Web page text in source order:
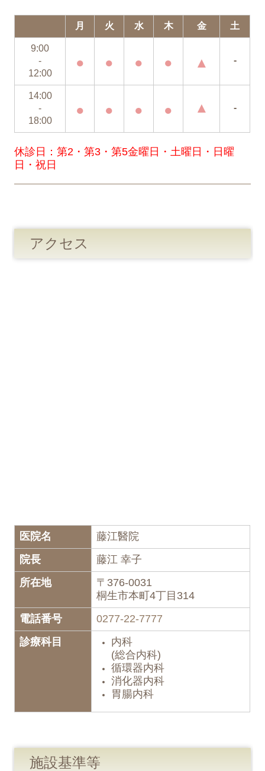
月 火 水 木 金 土
9:00
-
12:00
● ● ● ● ▲ -
14:00
-
18:00
● ● ● ● ▲ -
休診日：第2・第3・第5金曜日・土曜日・日曜
日・祝日
アクセス
医院名
藤江醫院
院長
藤江 幸子
所在地
〒376-0031
桐生市本町4丁目314
電話番号
0277-22-7777
診療科目
内科
(総合内科)
循環器内科
消化器内科
胃腸内科
施設基準等